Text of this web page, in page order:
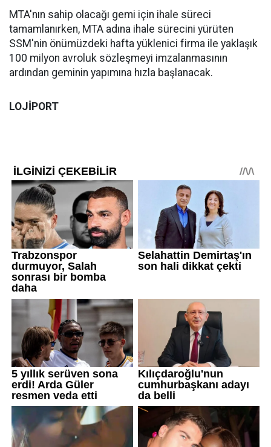
MTA'nın sahip olacağı gemi için ihale süreci
tamamlanırken, MTA adına ihale sürecini yürüten
SSM'nin önümüzdeki hafta yüklenici firma ile yaklaşık
100 milyon avroluk sözleşmeyi imzalanmasının
ardından geminin yapımına hızla başlanacak.
LOJİPORT